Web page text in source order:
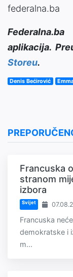
federalna.ba
aplikacija.
Storeu.
Denis Bećirović
Francuska
stranom
izbora
Svijet
Francuska
demokratske i
m...